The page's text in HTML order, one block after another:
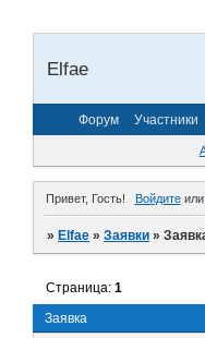
Elfae
Форум Участники
Привет, Гость! Войдитеили
»Elfae »Заявки »
Заявка
Страница:1